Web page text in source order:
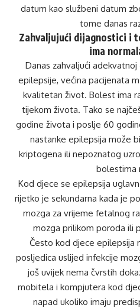
datum kao službeni datum
tome danas
Zahvaljujući dijagnostici i
ima
Danas zahvaljući
epilepsije, većina pacijenata
kvalitetan život. Bolest ima
tijekom života. Tako se
godine života i poslje 60
nastanke epilepsija može
kriptogena ili nepoznatog
bolestima
Kod djece se epilepsija
rijetko je sekundarna kada je
mozga za vrijeme fetalnog
mozga prilikom poroda ili
Često kod djece epilepsija
posljedica uslijed infekcije
još uvijek nema čvrstih
mobitela i kompjutera kod
napad ukoliko imaju